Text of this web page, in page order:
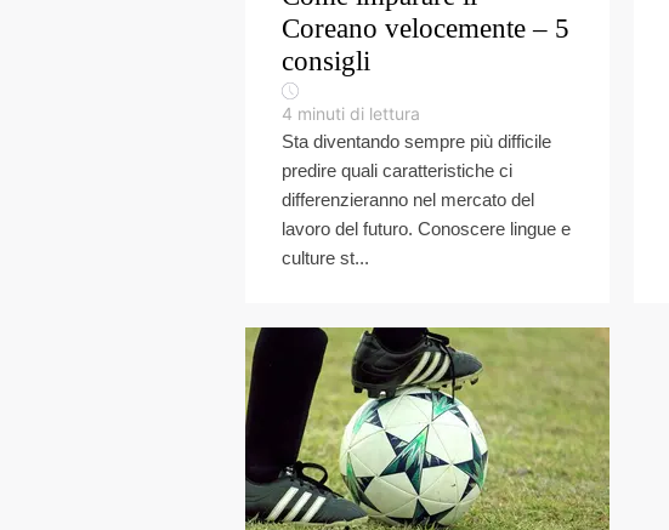
Coreano velocemente – 5
consigli
4 minuti di lettura
Sta diventando sempre più difficile
predire quali caratteristiche ci
differenzieranno nel mercato del
lavoro del futuro. Conoscere lingue e
culture st...